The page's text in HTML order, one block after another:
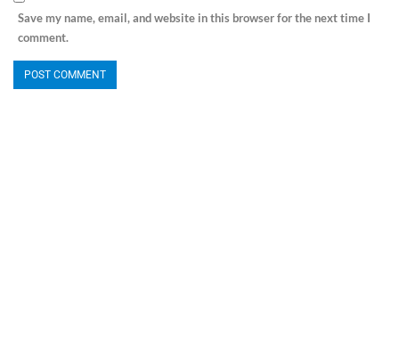
Save my name, email, and website in this browser for the next time I
comment.